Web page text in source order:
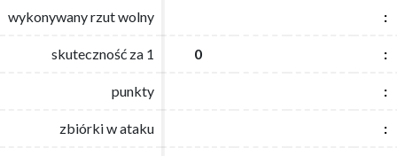
wykonywany rzut wolny :
skuteczność za 1 0 :
punkty :
zbiórki w ataku :
wykonywany rzut wolny :
skuteczność za 1 0 :
punkty :
zbiórki w ataku :